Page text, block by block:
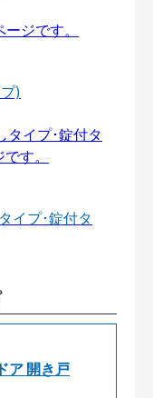
)
イプ･錠付タ
ア 開き戸